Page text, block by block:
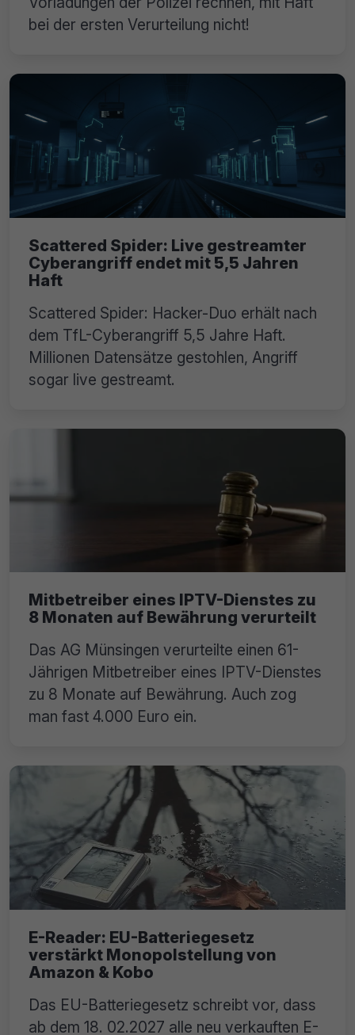
bei der ersten Verurteilung nicht!
Scattered Spider: Live gestreamter
Cyberangriff endet mit 5,5 Jahren
Haft
Scattered Spider: Hacker-Duo erhält nach
dem TfL-Cyberangriff 5,5 Jahre Haft.
Millionen Datensätze gestohlen, Angriff
sogar live gestreamt.
Mitbetreiber eines IPTV-Dienstes zu
8 Monaten auf Bewährung verurteilt
Das AG Münsingen verurteilte einen 61-
Jährigen Mitbetreiber eines IPTV-Dienstes
zu 8 Monate auf Bewährung. Auch zog
man fast 4.000 Euro ein.
E-Reader: EU-Batteriegesetz
verstärkt Monopolstellung von
Amazon & Kobo
Das EU-Batteriegesetz schreibt vor, dass
ab dem 18. 02.2027 alle neu verkauften E-